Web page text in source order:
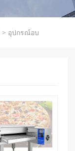
> อุปกรณ์อบ